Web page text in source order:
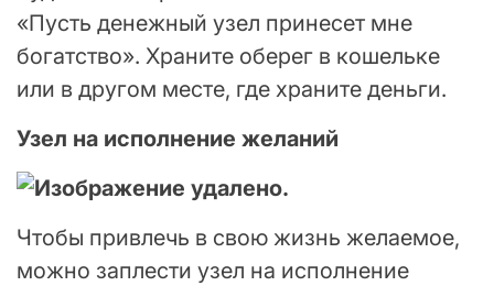
«Пусть денежный узел принесет мне
богатство». Храните оберег в кошельке
или в другом месте, где храните деньги.
Узел на исполнение желаний
Чтобы привлечь в свою жизнь желаемое,
можно заплести узел на исполнение